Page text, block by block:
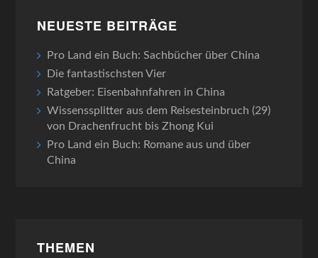
NEUESTE BEITRÄGE
Pro Land ein Buch: Sachbücher über China
Die fantastischsten Vier
Ratgeber: Eisenbahnfahren in China
Wissenssplitter aus dem Reisesteinbruch (29)
von Drachenfrucht bis Zhong Kui
Pro Land ein Buch: Romane aus und über
China
THEMEN